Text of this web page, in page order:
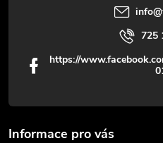
Informace pro vás
info@
725
https://